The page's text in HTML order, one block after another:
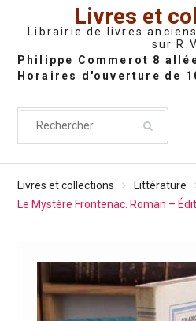
Livres et
Librairie de livres
sur R.V.
Livres et collections Littérature
Le Mystère Frontenac. Roman –